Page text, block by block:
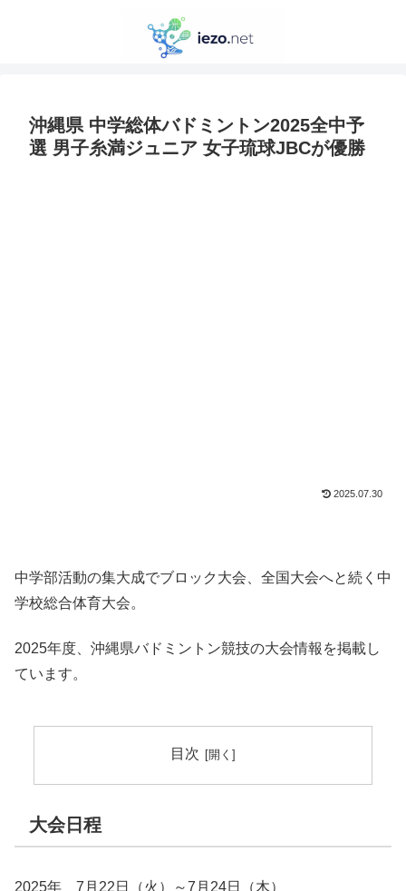
沖縄県 中学総体バドミントン2025全中予
選 男子糸満ジュニア 女子琉球JBCが優勝
2025.07.30
中学部活動の集大成でブロック大会、全国大会へと続く中
学校総合体育大会。
2025年度、沖縄県バドミントン競技の大会情報を掲載し
ています。
目次
大会日程
2025年 7月22日（火）～7月24日（木）